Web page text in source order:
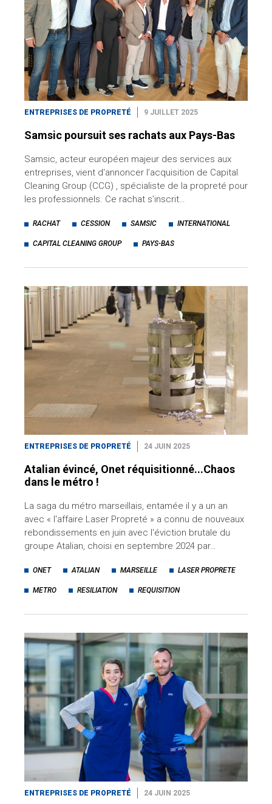
ENTREPRISES DE PROPRETÉ 9 JUILLET 2025
Samsic poursuit ses rachats aux Pays-Bas
Samsic, acteur européen majeur des services aux
entreprises, vient d'annoncer l’acquisition de Capital
Cleaning Group (CCG) , spécialiste de la propreté pour
les professionnels. Ce rachat s’inscrit…
RACHAT CESSION SAMSIC INTERNATIONAL
CAPITAL CLEANING GROUP PAYS-BAS
ENTREPRISES DE PROPRETÉ 24 JUIN 2025
Atalian évincé, Onet réquisitionné...Chaos
dans le métro !
La saga du métro marseillais, entamée il y a un an
avec « l'affaire Laser Propreté » a connu de nouveaux
rebondissements en juin avec l'éviction brutale du
groupe Atalian, choisi en septembre 2024 par…
ONET ATALIAN MARSEILLE LASER PROPRETE
METRO RESILIATION REQUISITION
ENTREPRISES DE PROPRETÉ 24 JUIN 2025